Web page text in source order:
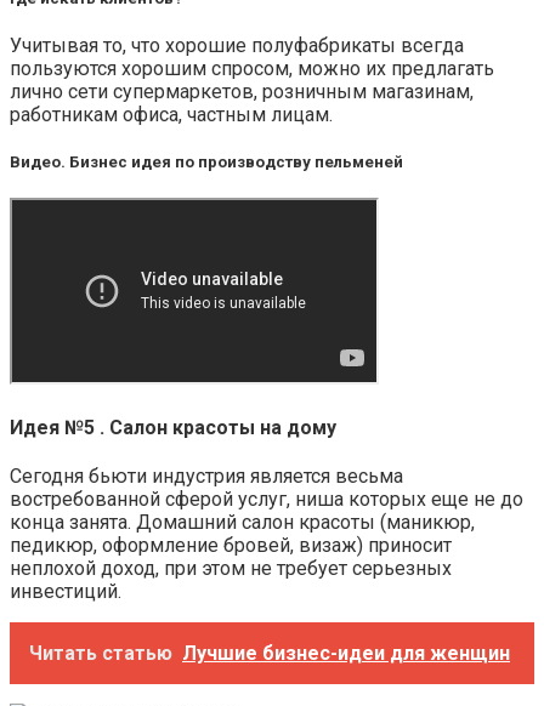
Учитывая то, что хорошие полуфабрикаты всегда
пользуются хорошим спросом, можно их предлагать
лично сети супермаркетов, розничным магазинам,
работникам офиса, частным лицам.
Видео. Бизнес идея по производству пельменей
Идея №5 . Салон красоты на дому
Сегодня бьюти индустрия является весьма
востребованной сферой услуг, ниша которых еще не до
конца занята. Домашний салон красоты (маникюр,
педикюр, оформление бровей, визаж) приносит
неплохой доход, при этом не требует серьезных
инвестиций.
Читать статью Лучшие бизнес-идеи для женщин